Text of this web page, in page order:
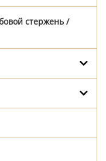
стержень /